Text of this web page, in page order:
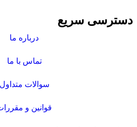
دسترسی سریع
درباره ما
تماس با ما
سوالات متداول
قوانین و